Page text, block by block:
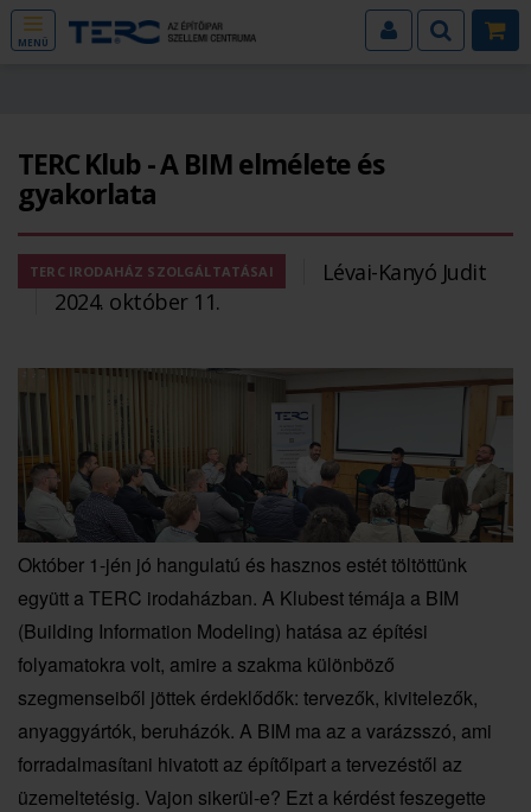
MENÜ
TERC Klub - A BIM elmélete és
gyakorlata
TERC IRODAHÁZ SZOLGÁLTATÁSAI
Lévai-Kanyó Judit
2024. október 11.
Október 1-jén jó hangulatú és hasznos estét töltöttünk
együtt a TERC irodaházban. A Klubest témája a BIM
(Building Information Modeling) hatása az építési
folyamatokra volt, amire a szakma különböző
szegmenseiből jöttek érdeklődők: tervezők, kivitelezők,
anyaggyártók, beruházók. A BIM ma az a varázsszó, ami
forradalmasítani hivatott az építőipart a tervezéstől az
üzemeltetésig. Vajon sikerül-e? Ezt a kérdést feszegette